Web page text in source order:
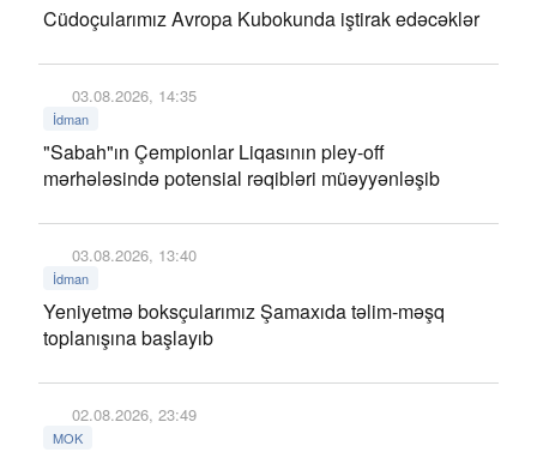
Cüdoçularımız Avropa Kubokunda iştirak edəcəklər
03.08.2026, 14:35
İdman
"Sabah"ın Çempionlar Liqasının pley-off
mərhələsində potensial rəqibləri müəyyənləşib
03.08.2026, 13:40
İdman
Yeniyetmə boksçularımız Şamaxıda təlim-məşq
toplanışına başlayıb
02.08.2026, 23:49
MOK